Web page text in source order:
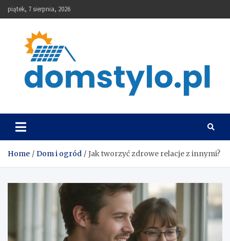
Skip
to
piątek, 7 sierpnia, 2026
DomStylo
Home Dom i ogród Jak tworzyć zdrowe relacje z innymi?